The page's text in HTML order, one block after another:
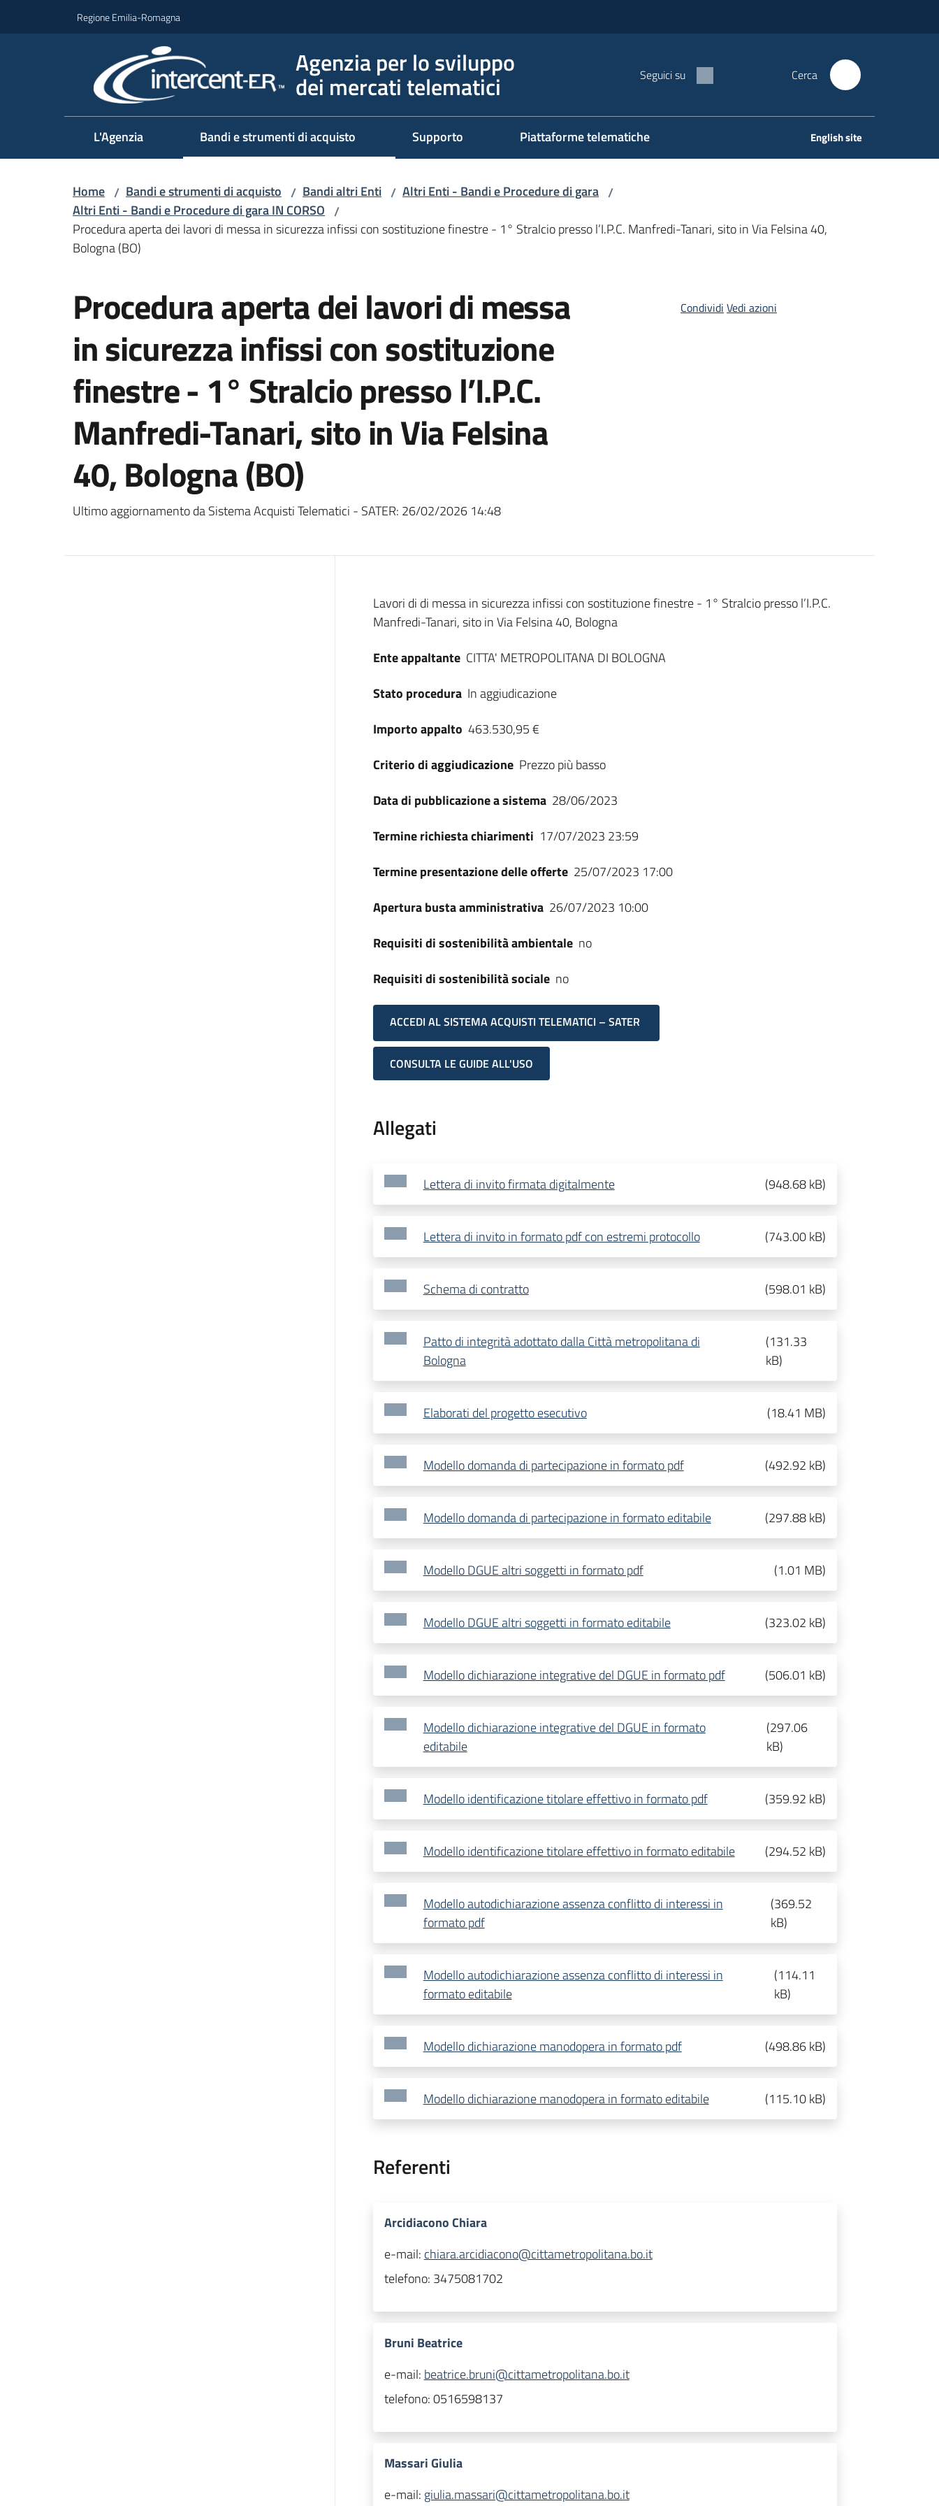
Regione Emilia-Romagna
Agenzia per lo sviluppo
dei mercati telematici Seguici su Cerca
L'Agenzia Bandi e strumenti di acquisto Supporto Piattaforme telematiche English site
Home / Bandi e strumenti di acquisto / Bandi altri Enti / Altri Enti - Bandi e Procedure di gara /
Altri Enti - Bandi e Procedure di gara IN CORSO /
Procedura aperta dei lavori di messa in sicurezza infissi con sostituzione finestre - 1° Stralcio presso l’I.P.C. Manfredi-Tanari, sito in Via Felsina 40,
Bologna (BO)
Procedura aperta dei lavori di messa
in sicurezza infissi con sostituzione
finestre - 1° Stralcio presso l’I.P.C.
Manfredi-Tanari, sito in Via Felsina
40, Bologna (BO)
Ultimo aggiornamento da Sistema Acquisti Telematici - SATER: 26/02/2026 14:48
Condividi Vedi azioni
Dati del bando
Lavori di di messa in sicurezza infissi con sostituzione finestre - 1° Stralcio presso l’I.P.C.
Manfredi-Tanari, sito in Via Felsina 40, Bologna
Ente appaltante CITTA' METROPOLITANA DI BOLOGNA
Stato procedura In aggiudicazione
Importo appalto 463.530,95 €
Criterio di aggiudicazione Prezzo più basso
Data di pubblicazione a sistema 28/06/2023
Termine richiesta chiarimenti 17/07/2023 23:59
Termine presentazione delle offerte 25/07/2023 17:00
Apertura busta amministrativa 26/07/2023 10:00
Requisiti di sostenibilità ambientale no
Requisiti di sostenibilità sociale no
ACCEDI AL SISTEMA ACQUISTI TELEMATICI – SATER
CONSULTA LE GUIDE ALL'USO
Allegati
Lettera di invito firmata digitalmente (948.68 kB)
Lettera di invito in formato pdf con estremi protocollo (743.00 kB)
Schema di contratto (598.01 kB)
Patto di integrità adottato dalla Città metropolitana di
Bologna
(131.33
kB)
Elaborati del progetto esecutivo (18.41 MB)
Modello domanda di partecipazione in formato pdf (492.92 kB)
Modello domanda di partecipazione in formato editabile (297.88 kB)
Modello DGUE altri soggetti in formato pdf (1.01 MB)
Modello DGUE altri soggetti in formato editabile (323.02 kB)
Modello dichiarazione integrative del DGUE in formato pdf (506.01 kB)
Modello dichiarazione integrative del DGUE in formato
editabile
(297.06
kB)
Modello identificazione titolare effettivo in formato pdf (359.92 kB)
Modello identificazione titolare effettivo in formato editabile (294.52 kB)
Modello autodichiarazione assenza conflitto di interessi in
formato pdf
(369.52
kB)
Modello autodichiarazione assenza conflitto di interessi in
formato editabile
(114.11
kB)
Modello dichiarazione manodopera in formato pdf (498.86 kB)
Modello dichiarazione manodopera in formato editabile (115.10 kB)
Referenti
Arcidiacono Chiara
e-mail: chiara.arcidiacono@cittametropolitana.bo.it
telefono: 3475081702
Bruni Beatrice
e-mail: beatrice.bruni@cittametropolitana.bo.it
telefono:0516598137
Massari Giulia
e-mail: giulia.massari@cittametropolitana.bo.it